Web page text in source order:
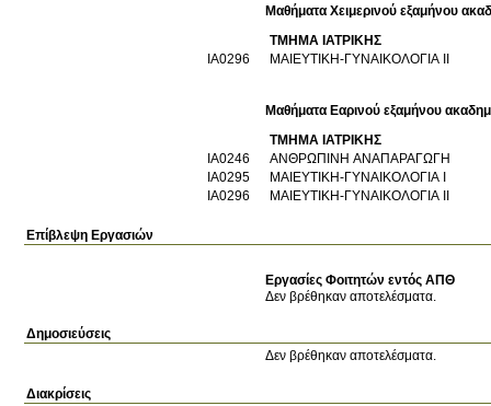
Μαθήματα Χειμερινού εξαμήνου
ΤΜΗΜΑ ΙΑΤΡΙΚΗΣ
ΙΑ0296
ΜΑΙΕΥΤΙΚΗ-ΓΥΝΑΙΚΟΛΟΓΙΑ ΙΙ
Μαθήματα Εαρινού εξαμήνου
ΤΜΗΜΑ ΙΑΤΡΙΚΗΣ
ΙΑ0246
ΑΝΘΡΩΠΙΝΗ ΑΝΑΠΑΡΑΓΩΓΗ
ΙΑ0295
ΜΑΙΕΥΤΙΚΗ-ΓΥΝΑΙΚΟΛΟΓΙΑ Ι
ΙΑ0296
ΜΑΙΕΥΤΙΚΗ-ΓΥΝΑΙΚΟΛΟΓΙΑ ΙΙ
Επίβλεψη Εργασιών
Εργασίες Φοιτητών εντός ΑΠΘ
Δεν βρέθηκαν αποτελέσματα.
Δημοσιεύσεις
Δεν βρέθηκαν αποτελέσματα.
Διακρίσεις